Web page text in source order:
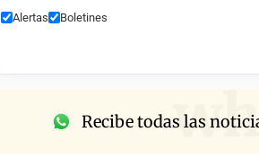
Alertas Boletines
Recibe todas las